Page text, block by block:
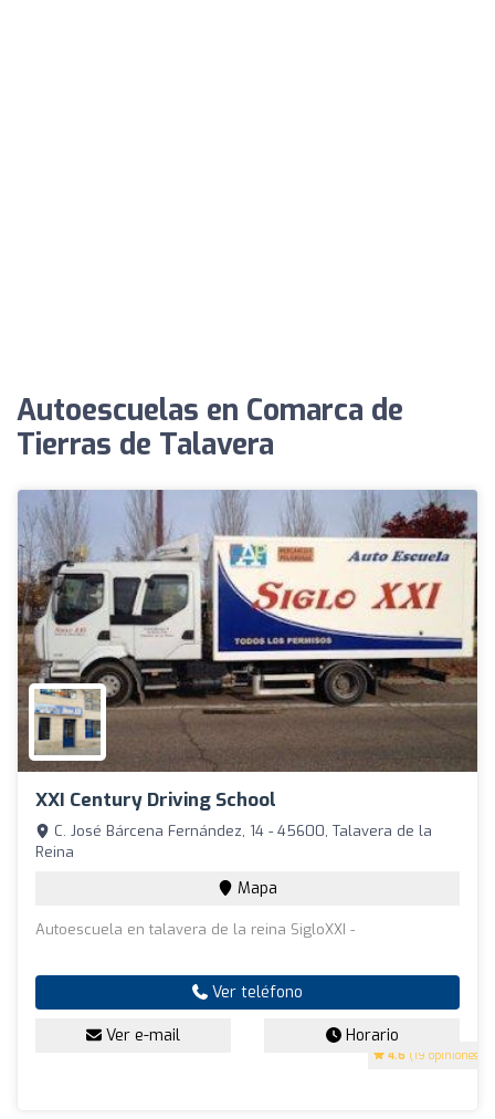
Autoescuelas en Comarca de
Tierras de Talavera
XXI Century Driving School
4.6 (19 opiniones)
C. José Bárcena Fernández, 14 - 45600, Talavera de la
Reina
Mapa
Autoescuela en talavera de la reina SigloXXI -
Ver teléfono
Ver e-mail Horario